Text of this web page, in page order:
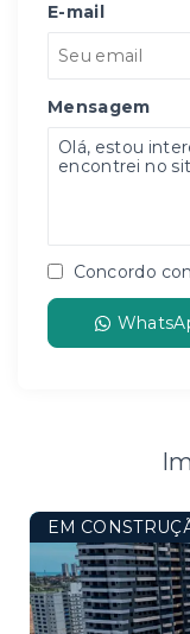
E-mail
Mensagem
Concordo
EM